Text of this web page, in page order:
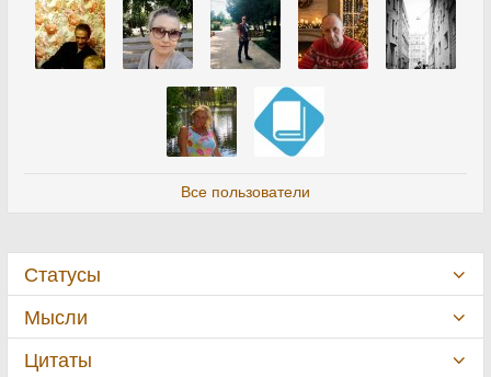
Все пользователи
Статусы
Мысли
Цитаты